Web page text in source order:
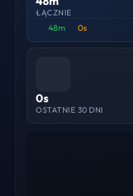
ŁĄCZNIE
48m 0s
0s
OSTATNIE 30 DNI